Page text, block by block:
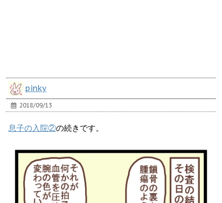
pinky
2018/09/13
息子の入院②の続きです。